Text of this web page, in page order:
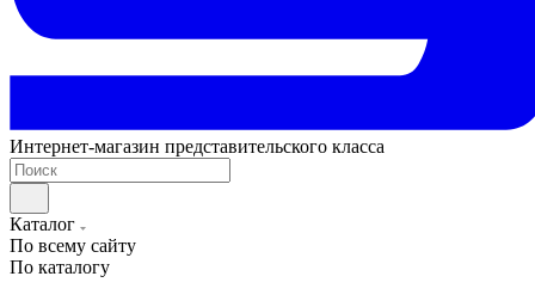
Интернет-магазин представительского класса
Каталог
По всему сайту
По каталогу